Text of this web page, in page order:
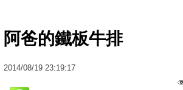
阿爸的鐵板牛排
2014/08/19 23:19:17